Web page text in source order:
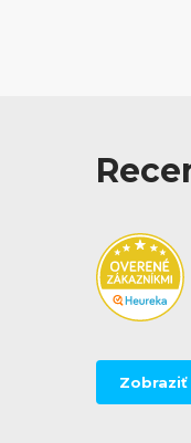
Zobraziť